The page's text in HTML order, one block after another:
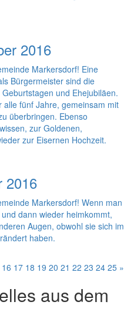
2016
Markersdorf! Eine
Bürgermeister sind die
und Ehejubiläen.
fünf Jahre, gemeinsam mit
überbringen. Ebenso
zur Goldenen,
zur Eisernen Hochzeit.
2016
Markersdorf! Wenn man
dann wieder heimkommt,
Augen, obwohl sie sich im
haben.
16 17 18 19 20 21 22 23 24 25 »
aus dem